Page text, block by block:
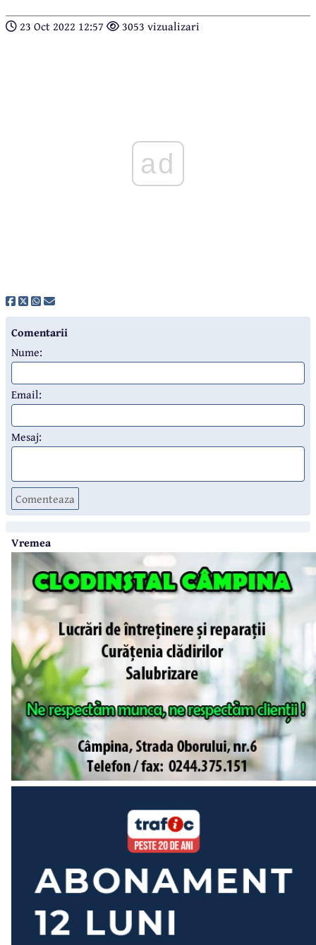
23 Oct 2022 12:57 3053 vizualizari
ad
Comentarii
Nume:
Email:
Mesaj:
Comenteaza
Vremea